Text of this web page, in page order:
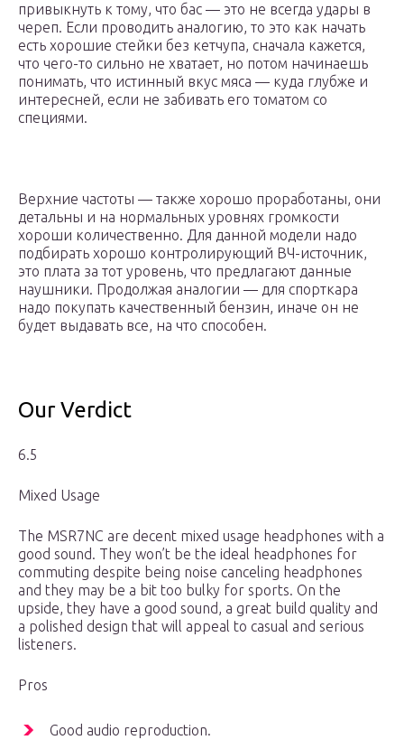
привыкнуть к тому, что бас — это не всегда удары в
череп. Если проводить аналогию, то это как начать
есть хорошие стейки без кетчупа, сначала кажется,
что чего-то сильно не хватает, но потом начинаешь
понимать, что истинный вкус мяса — куда глубже и
интересней, если не забивать его томатом со
специями.
Верхние частоты — также хорошо проработаны, они
детальны и на нормальных уровнях громкости
хороши количественно. Для данной модели надо
подбирать хорошо контролирующий ВЧ-источник,
это плата за тот уровень, что предлагают данные
наушники. Продолжая аналогии — для спорткара
надо покупать качественный бензин, иначе он не
будет выдавать все, на что способен.
Our Verdict
6.5
Mixed Usage
The MSR7NC are decent mixed usage headphones with a
good sound. They won’t be the ideal headphones for
commuting despite being noise canceling headphones
and they may be a bit too bulky for sports. On the
upside, they have a good sound, a great build quality and
a polished design that will appeal to casual and serious
listeners.
Pros
Good audio reproduction.